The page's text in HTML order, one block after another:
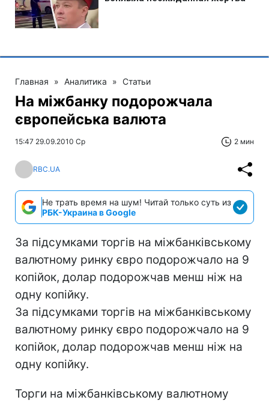
Главная » Аналитика » Статьи
На міжбанку подорожчала
європейська валюта
15:47 29.09.2010 Ср 2 мин
RBC.UA
Не трать время на шум! Читай только суть из
РБК-Украина в Google
За підсумками торгів на міжбанківському
валютному ринку євро подорожчало на 9
копійок, долар подорожчав менш ніж на
одну копійку.
За підсумками торгів на міжбанківському
валютному ринку євро подорожчало на 9
копійок, долар подорожчав менш ніж на
одну копійку.
Торги на міжбанківському валютному